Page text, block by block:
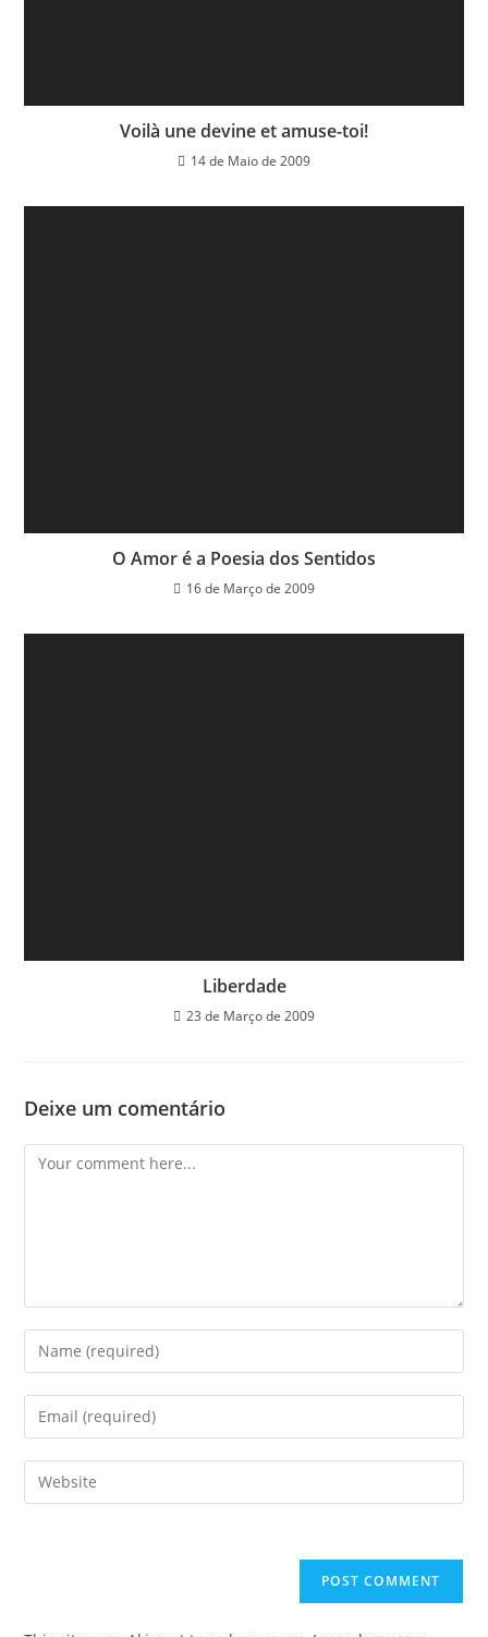
Voilà une devine et amuse-toi!
14 de Maio de 2009
O Amor é a Poesia dos Sentidos
16 de Março de 2009
Liberdade
23 de Março de 2009
Deixe um comentário
Comment
Enter
your
name
comment
Enter
your
email
address
Enter
your